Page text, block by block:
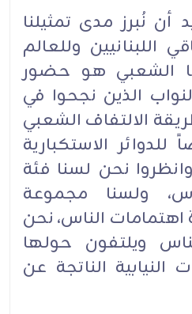
أن نُبرز مدى تمثيلنا
اللبنانيين وللعالم
الشعبي هو حضور
الذين نجحوا في
الالتفاف الشعبي
للدوائر الاستكبارية
نحن لسنا فئة
ولسنا مجموعة
الناس، نحن
ويلتفون حولها
النيابية الناتجة عن